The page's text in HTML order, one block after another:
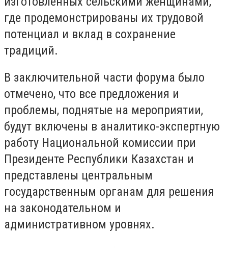
где продемонстрированы их трудовой
потенциал и вклад в сохранение
традиций.
В заключительной части форума было
отмечено, что все предложения и
проблемы, поднятые на мероприятии,
будут включены в аналитико-экспертную
работу Национальной комиссии при
Президенте Республики Казахстан и
представлены центральным
государственным органам для решения
на законодательном и
административном уровнях.